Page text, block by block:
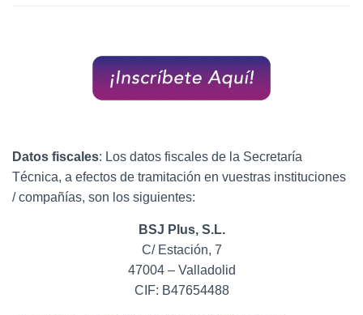
Datos fiscales: Los datos fiscales de la Secretaría
Técnica, a efectos de tramitación en vuestras instituciones
/ compañías, son los siguientes:
BSJ Plus, S.L.
C/ Estación, 7
47004 – Valladolid
CIF: B47654488